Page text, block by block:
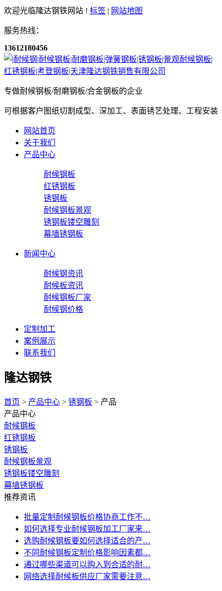
欢迎光临隆达钢铁网站 ! 标签 | 网站地图
服务热线：
13612180456
专做耐候钢板/耐磨钢板/合金钢板的企业
可根据客户图纸切割成型、深加工、表面锈艺处理、工程安装
网站首页
关于我们
产品中心
耐候钢板
红锈钢板
锈钢板
耐候钢板景观
锈钢板镂空雕刻
幕墙锈钢板
新闻中心
耐候钢资讯
耐候板资讯
耐候钢板厂家
耐候钢价格
定制加工
案例展示
联系我们
隆达钢铁
首页 > 产品中心 > 锈钢板 > 产品
产品中心
耐候钢板
红锈钢板
锈钢板
耐候钢板景观
锈钢板镂空雕刻
幕墙锈钢板
推荐资讯
批量定制耐候钢板价格协商工作不…
如何选择专业耐候钢板加工厂家来…
选购耐候钢板要如何选择适合的产…
不同耐候钢板定制价格影响因素都…
通过哪些渠道可以购入到合适的耐…
网络选择耐候板供应厂家需要注意…